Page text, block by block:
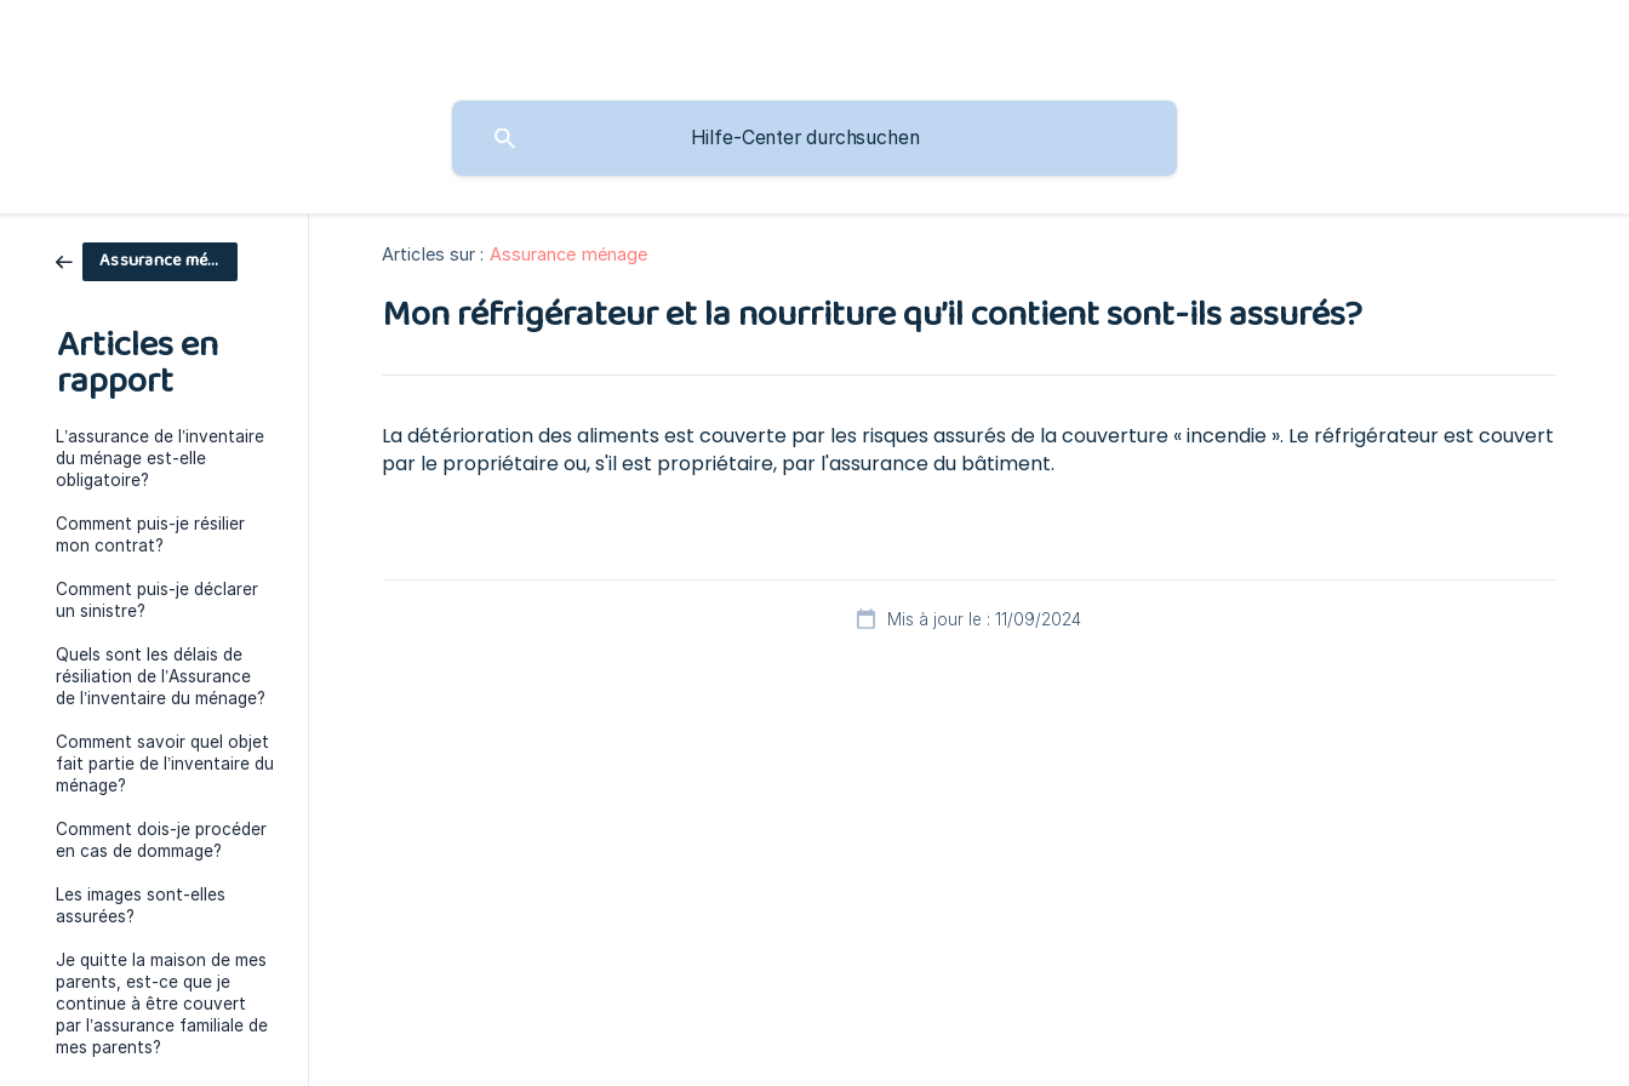
Assurance ménage
Articles en
rapport
L’assurance de l’inventaire
du ménage est-elle
obligatoire?
Comment puis-je résilier
mon contrat?
Comment puis-je déclarer
un sinistre?
Quels sont les délais de
résiliation de l’Assurance
de l’inventaire du ménage?
Comment savoir quel objet
fait partie de l’inventaire du
ménage?
Comment dois-je procéder
en cas de dommage?
Les images sont-elles
assurées?
Je quitte la maison de mes
parents, est-ce que je
continue à être couvert
par l’assurance familiale de
mes parents?
Articles sur : Assurance ménage
Mon réfrigérateur et la nourriture qu’il contient sont-ils assurés?
La détérioration des aliments est couverte par les risques assurés de la couverture « incendie ». Le réfrigérateur est couvert
par le propriétaire ou, s'il est propriétaire, par l'assurance du bâtiment.
Mis à jour le : 11/09/2024